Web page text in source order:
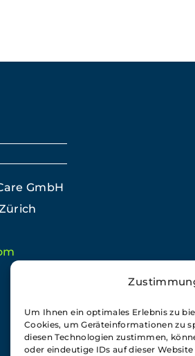
Um Ihnen ein optimales Erlebnis zu
Cookies, um Geräteinformationen zu
diesen Technologien zustimmen,
oder eindeutige IDs auf dieser
GmbH